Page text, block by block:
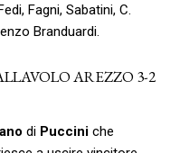
Fagni, Sabatini, C.
Branduardi.
AREZZO 3-2
di Puccini che